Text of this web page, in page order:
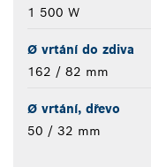
1 500 W
Ø vrtání do zdiva
162 / 82 mm
Ø vrtání, dřevo
50 / 32 mm